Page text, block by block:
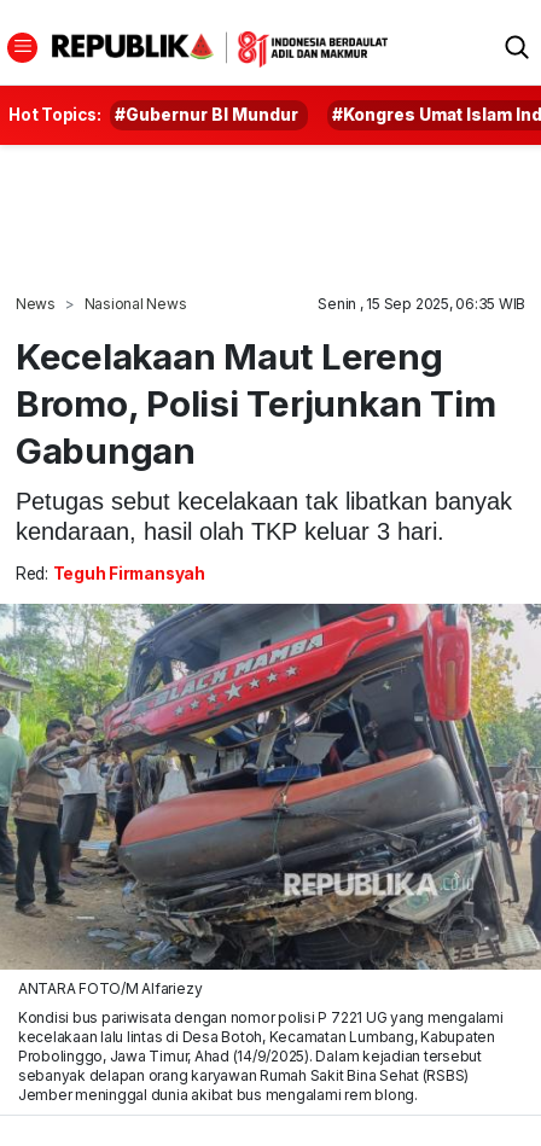
Hot Topics: #Gubernur BI Mundur #Kongres Umat Islam
News Nasional News Senin , 15 Sep 2025, 06:35 WIB
Kecelakaan Maut Lereng
Bromo, Polisi Terjunkan Tim
Gabungan
Petugas sebut kecelakaan tak libatkan banyak
kendaraan, hasil olah TKP keluar 3 hari.
Red: Teguh Firmansyah
ANTARA FOTO/M Alfariezy
Kondisi bus pariwisata dengan nomor polisi P 7221 UG yang mengalami
kecelakaan lalu lintas di Desa Botoh, Kecamatan Lumbang, Kabupaten
Probolinggo, Jawa Timur, Ahad (14/9/2025). Dalam kejadian tersebut
sebanyak delapan orang karyawan Rumah Sakit Bina Sehat (RSBS)
Jember meninggal dunia akibat bus mengalami rem blong.